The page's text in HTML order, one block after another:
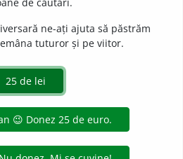
grăsulean; rotofei. /Orig. nec.
dexonline (https://dexonline.ro)
ne-ați ajuta să păstrăm
tuturor și pe viitor.